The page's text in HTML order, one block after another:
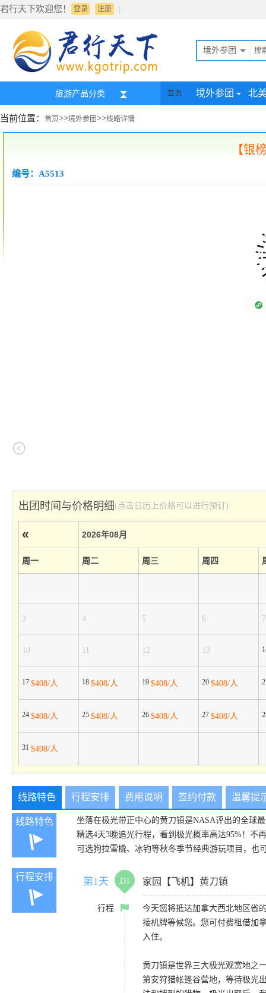
君行天下欢迎您！ 登录 |
注册
境外参团
旅游产品分类 首页 境外参团 北
当前位置： 首页>>境外参团>>线路详情
【银
编号：A5513
出团时间与价格明细(点击日历上价格可以进行预订)
« 2026年08月
周一 周二 周三 周四
3 4 5 6 7
10 11 12 13
17 $408/人 18 $408/人 19 $408/人 20 $408/人
24 $408/人 25 $408/人 26 $408/人 27 $408/人
31 $408/人
线路特色 行程安排 费用说明 签约付款 温馨提
线路特色
坐落在极光带正中心的黄刀镇是NASA评出的全球
精选4天3晚追光行程，看到极光概率高达95%！不
可选狗拉雪橇、冰钓等秋冬季节经典游玩项目，也
行程安排 第1天 D1 家园【飞机】黄刀镇
行程
今天您将抵达加拿大西北地区省
接机牌等候您。您可付费租借加
入住。
黄刀镇是世界三大极光观赏地之
第安狩猎帐篷谷营地，等待极光